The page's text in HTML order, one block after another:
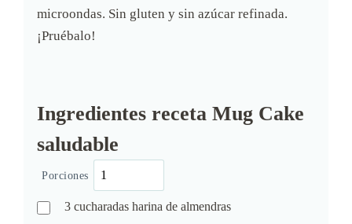
microondas. Sin gluten y sin azúcar refinada.
¡Pruébalo!
Ingredientes receta Mug Cake
saludable
Porciones
3 cucharadas harina de almendras